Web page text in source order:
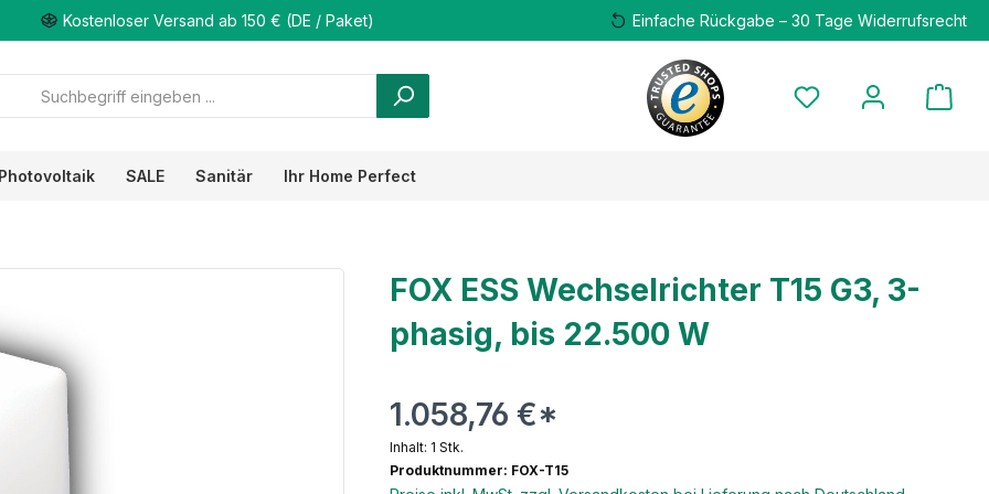
Kostenloser Versand ab 150 € (DE / Paket) Einfache Rückgabe – 30 Tage Widerrufsrecht
Photovoltaik SALE Sanitär Ihr Home Perfect
FOX ESS Wechselrichter T15 G3, 3-
phasig, bis 22.500 W
1.058,76 €*
Inhalt: 1 Stk.
Produktnummer: FOX-T15